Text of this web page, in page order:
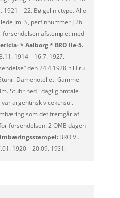
1921 – 22. Bølgelinietype. Alle
Jm. S, perfinnummer J 26.
afstemplet med
* Aalborg * BRO IIe-5.
1914 – 16.7. 1927.
den 24.4.1928, til Fru
Damehotellet. Gammel
Stuhr hed i daglig omtale
var argentinsk vicekonsul.
som det fremgår af
forsendelsen: 2 OMB dagen
BRO Vi.
1920 – 20.09. 1931.